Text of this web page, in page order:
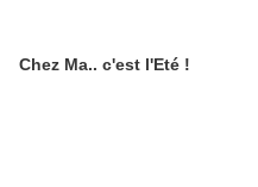
Chez Ma.. c'est l'Eté !